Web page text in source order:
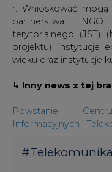
r. Wnioskować mogą
partnerstwa
terytorialnego (JST)
projektu), instytucje
wieku oraz instytucje
↳ Inny news z tej
Powstanie
Informacyjnych i
#